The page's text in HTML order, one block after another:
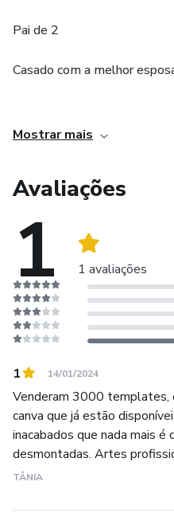
Pai de 2
Casado com a melhor
Mostrar mais
Avaliações
1 1 avaliações
1 14/01/2024
Venderam 3000 templates,
canva que já estão
inacabados que nada mais é
desmontadas. Artes
TÂNIA